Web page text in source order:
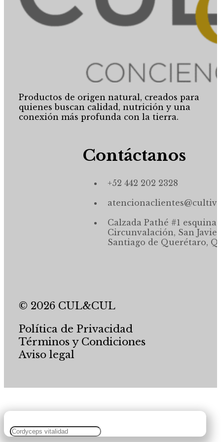
Productos de origen natural, creados para
quienes buscan calidad, nutrición y una
conexión más profunda con la tierra.
Contáctanos
+52 442 202 2328
Calzada Pathé #1 esquina,
Circunvalación, San
Santiago de Querétaro,
© 2026 CUL&CUL
Política de Privacidad
Términos y Condiciones
Aviso legal